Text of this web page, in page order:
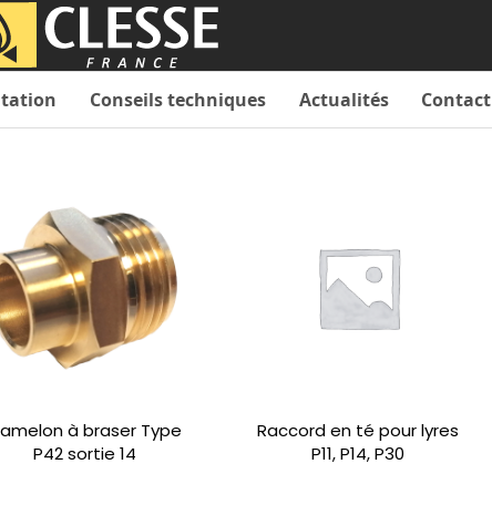
Conseils techniques Actualités Contact
à braser Type
P42 sortie 14
Raccord en té pour lyres
P11, P14, P30